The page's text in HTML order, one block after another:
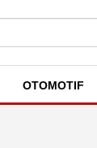
OTOMOTIF